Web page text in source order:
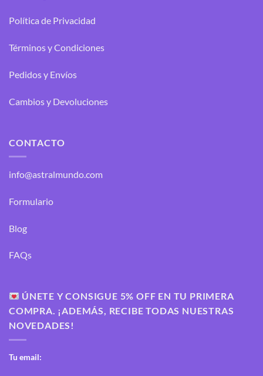
Política de Privacidad
Términos y Condiciones
Pedidos y Envíos
Cambios y Devoluciones
CONTACTO
info@astralmundo.com
Formulario
Blog
FAQs
ÚNETE Y CONSIGUE 5% OFF EN TU PRIMERA
COMPRA. ¡ADEMÁS, RECIBE TODAS NUESTRAS
NOVEDADES!
Tu email: